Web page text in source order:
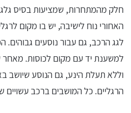
חלק מהמתחרות, שמציעות בסיס
האחורי נוח לישיבה, יש בו מקום
לגג הרכב, גם עבור נוסעים
למשענת יד עם מקום לכוסות.
וללא תעלת הינע, גם הנוסע שיושב
הרגליים. כל המושבים ברכב עשויים